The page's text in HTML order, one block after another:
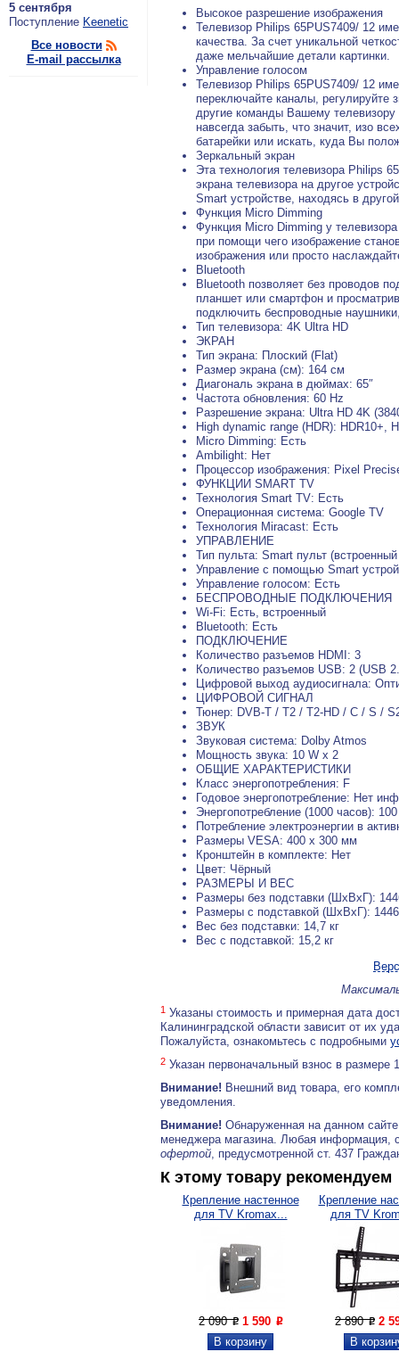
5 сентября
По­ступ­ле­ние Keenetic
Все новости
E-mail рассылка
Высокое разрешение изображения
Телевизор Philips 65PUS7409/ 12
качества. За счет уникальной
даже мельчайшие детали картинки.
Управление голосом
Телевизор Philips 65PUS7409/ 12
переключайте каналы, регулируйте
другие команды Вашему
навсегда забыть, что значит, изо
батарейки или искать, куда Вы
Зеркальный экран
Эта технология телевизора Philips
экрана телевизора на другое
Smart устройстве, находясь в
Функция Micro Dimming
Функция Micro Dimming у
при помощи чего изображение
изображения или просто
Bluetooth
Bluetooth позволяет без проводов
планшет или смартфон и
подключить беспроводные
Тип телевизора: 4K Ultra HD
ЭКРАН
Тип экрана: Плоский (Flat)
Размер экрана (см): 164 см
Диагональ экрана в дюймах: 65″
Частота обновления: 60 Hz
Разрешение экрана: Ultra HD 4K
High dynamic range (HDR): HDR10+,
Micro Dimming: Есть
Ambilight: Нет
Процессор изображения: Pixel
ФУНКЦИИ SMART TV
Технология Smart TV: Есть
Операционная система: Google TV
Технология Miracast: Есть
УПРАВЛЕНИЕ
Тип пульта: Smart пульт
Управление с помощью Smart
Управление голосом: Есть
БЕСПРОВОДНЫЕ ПОДКЛЮЧЕНИЯ
Wi-Fi: Есть, встроенный
Bluetooth: Есть
ПОДКЛЮЧЕНИЕ
Количество разъемов HDMI: 3
Количество разъемов USB: 2 (USB
Цифровой выход аудиосигнала:
ЦИФРОВОЙ СИГНАЛ
Тюнер: DVB-T / T2 / T2-HD / C / S /
ЗВУК
Звуковая система: Dolby Atmos
Мощность звука: 10 W x 2
ОБЩИЕ ХАРАКТЕРИСТИКИ
Класс энергопотребления: F
Годовое энергопотребление: Нет
Энергопотребление (1000 часов):
Потребление электроэнергии в
Размеры VESA: 400 x 300 мм
Кронштейн в комплекте: Нет
Цвет: Чёрный
РАЗМЕРЫ И ВЕС
Размеры без подставки (ШxВxГ):
Размеры с подставкой (ШxВxГ):
Вес без подставки: 14,7 кг
Вес с подставкой: 15,2 кг
1 Указаны стоимость и примерная дата
Калининградской области зависит от их
Пожалуйста, ознакомьтесь с подробными
2 Указан первоначальный взнос в
Внимание! Внешний вид товара, его
уведомления.
Внимание! Обнаруженная на данном
менеджера магазина. Любая информация,
офертой, предусмотренной ст. 437
К этому товару рекомендуем
Крепление настенное
для TV Kromax...
2 090P 1 590 P
Крепление
для TV
2 890P 2